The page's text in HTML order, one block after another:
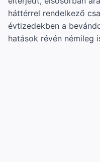
háttérrel rendelkező
évtizedekben a
hatások révén némileg